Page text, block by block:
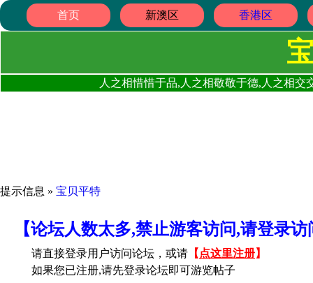
首页 新澳区 香港区
人之相惜惜于品,人之相敬敬于德,人之相
提示信息 » 宝贝平特
【论坛人数太多,禁止游客访问,请登录
请直接登录用户访问论坛，或请 【 点这里注册】
如果您已注册,请先登录论坛即可游览帖子